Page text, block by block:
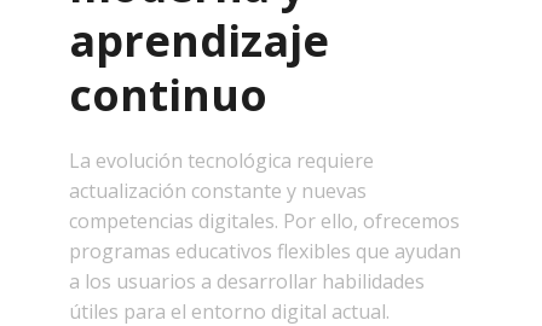
aprendizaje
continuo
La evolución tecnológica requiere
actualización constante y nuevas
competencias digitales. Por ello, ofrecemos
programas educativos flexibles que ayudan
a los usuarios a desarrollar habilidades
útiles para el entorno digital actual.